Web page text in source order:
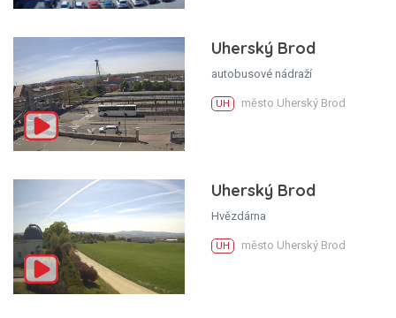
Uherský Brod
autobusové nádraží
UH město Uherský Brod
Uherský Brod
Hvězdárna
UH město Uherský Brod